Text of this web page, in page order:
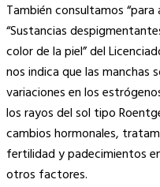
También consultamos “para
“Sustancias
color de la piel” del
nos indica que las manchas
variaciones en los
los rayos del sol tipo
cambios hormonales,
fertilidad y padecimientos
otros factores.